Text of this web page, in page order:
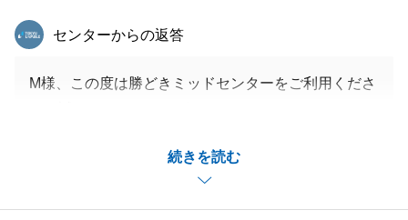
続きを読む
東急リバブル
センターからの返答
M様、この度は勝どきミッドセンターをご利用くださ
身が引き締まる思いでございます。
重ねて御礼申し上げます。
M様とのお取引は長いようで短くあっという間だった